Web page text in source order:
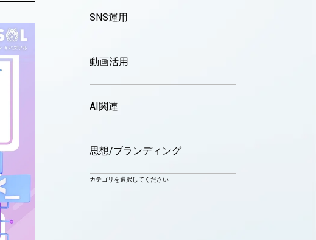
SNS運用
動画活用
AI関連
思想/ブランディング